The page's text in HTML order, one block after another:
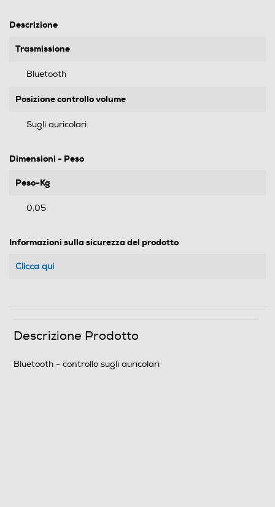
Descrizione
Trasmissione
Bluetooth
Posizione controllo volume
Sugli auricolari
Dimensioni - Peso
Peso-Kg
0,05
Informazioni sulla sicurezza del prodotto
Clicca qui
Descrizione Prodotto
Bluetooth - controllo sugli auricolari